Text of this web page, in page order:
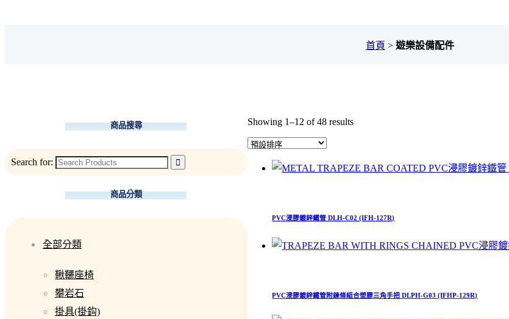
首頁 > 遊樂設備配件
商品搜尋
Search for:
商品分類
全部分類
鞦韆座椅
攀岩石
掛具(掛鈎)
Showing 1–12 of 48 results
PVC浸膠鍍鋅鐵管 DLH-C02 (IFH-127R)
PVC浸膠鍍鋅鐵管附鍊條組合塑膠三角手把 DLPH-G03 (IFHP-129R)